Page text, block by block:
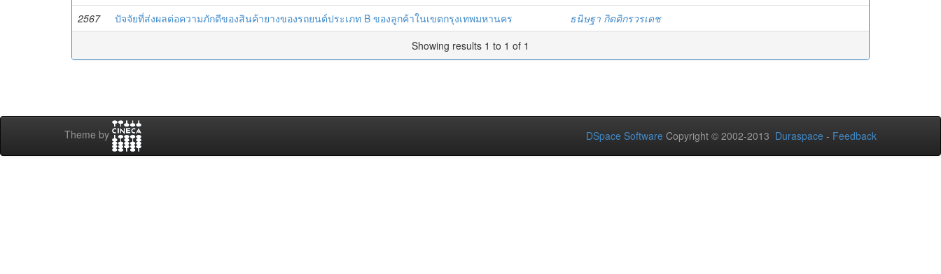
2567 ปัจจัยที่ส่งผลต่อความภักดีของสินค้ายางของรถยนต์ประเภท B ของลูกค้าในเขตกรุงเทพมหานคร
ธนิษฐา กิตติกรวรเดช
Showing results 1 to 1 of 1
Theme by DSpace Software Copyright © 2002-2013 Duraspace - Feedback